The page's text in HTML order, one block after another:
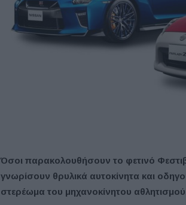
Όσοι παρακολουθήσουν το φετινό
γνωρίσουν θρυλικά αυτοκίνητα και
στερέωμα του μηχανοκίνητου